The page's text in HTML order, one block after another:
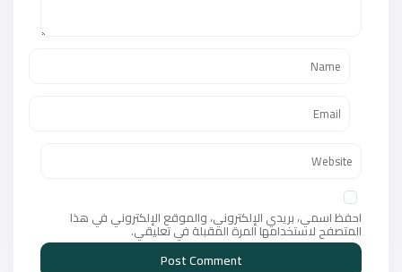
احفظ اسمي، بريدي الإلكتروني، والموقع الإلكتروني في هذا
المتصفح لاستخدامها المرة المقبلة في تعليقي.